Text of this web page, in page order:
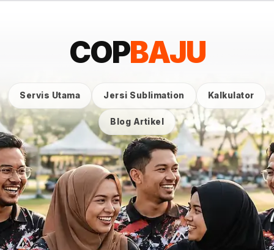
COPBAJU
Servis Utama Jersi Sublimation Kalkulator
Blog Artikel